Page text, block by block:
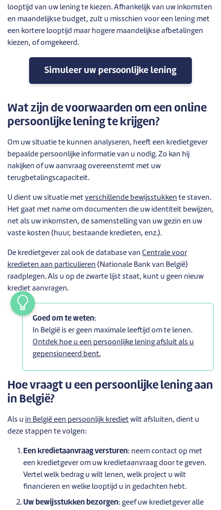
looptijd van uw lening te kiezen. Afhankelijk van uw inkomsten
en maandelijkse budget, zult u misschien voor een lening met
een kortere looptijd maar hogere maandelijkse afbetalingen
kiezen, of omgekeerd.
Simuleer uw persoonlijke lening
Wat zijn de voorwaarden om een online
persoonlijke lening te krijgen?
Om uw situatie te kunnen analyseren, heeft een kredietgever
bepaalde persoonlijke informatie van u nodig. Zo kan hij
nakijken of uw aanvraag overeenstemt met uw
terugbetalingscapaciteit.
U dient uw situatie met verschillende bewijsstukken te staven.
Het gaat met name om documenten die uw identiteit bewijzen,
net als uw inkomsten, de samenstelling van uw gezin en uw
vaste kosten (huur, bestaande kredieten, enz.).
De kredietgever zal ook de database van Centrale voor
kredieten aan particulieren (Nationale Bank van België)
raadplegen. Als u op de zwarte lijst staat, kunt u geen nieuw
krediet aanvragen.
Goed om te weten:
In België is er geen maximale leeftijd om te lenen.
Ontdek hoe u een persoonlijke lening afsluit als u
gepensioneerd bent.
Hoe vraagt u een persoonlijke lening aan
in België?
Als u in België een persoonlijk krediet wilt afsluiten, dient u
deze stappen te volgen:
Een kredietaanvraag versturen: neem contact op met
een kredietgever om uw kredietaanvraag door te geven.
Vertel welk bedrag u wilt lenen, welk project u wilt
financieren en welke looptijd u in gedachten hebt.
Uw bewijsstukken bezorgen: geef uw kredietgever alle